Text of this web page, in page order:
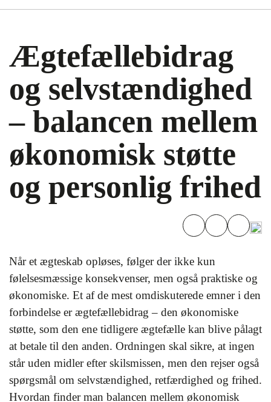
Ægtefællebidrag
og selvstændighed
– balancen mellem
økonomisk støtte
og personlig frihed
Når et ægteskab opløses, følger der ikke kun
følelsesmæssige konsekvenser, men også praktiske og
økonomiske. Et af de mest omdiskuterede emner i den
forbindelse er ægtefællebidrag – den økonomiske
støtte, som den ene tidligere ægtefælle kan blive pålagt
at betale til den anden. Ordningen skal sikre, at ingen
står uden midler efter skilsmissen, men den rejser også
spørgsmål om selvstændighed, retfærdighed og frihed.
Hvordan finder man balancen mellem økonomisk